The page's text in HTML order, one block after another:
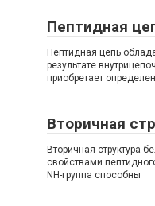
Пептидная
Пептидная цепь
результате
приобретает
Вторичная
Вторичная структура
свойствами
NH-группа способны